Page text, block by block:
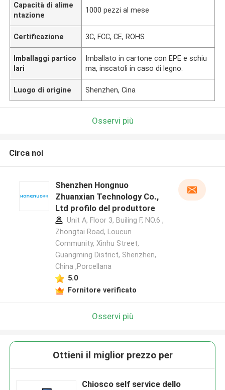
Capacità di alime
ntazione
1000 pezzi al mese
Certificazione 3C, FCC, CE, ROHS
Imballaggi partico
lari
Imballato in cartone con EPE e schiu
ma, inscatoli in caso di legno.
Luogo di origine Shenzhen, Cina
Osservi più
Circa noi
Shenzhen Hongnuo
Zhuanxian Technology Co.,
Ltd profilo del produttore
Unit A, Floor 3, Builing F, NO.6 ,
Zhongtai Road, Loucun
Community, Xinhu Street,
Guangming District, Shenzhen,
China ,Porcellana
5.0
Fornitore verificato
Osservi più
Ottieni il miglior prezzo per
Chiosco self service dello